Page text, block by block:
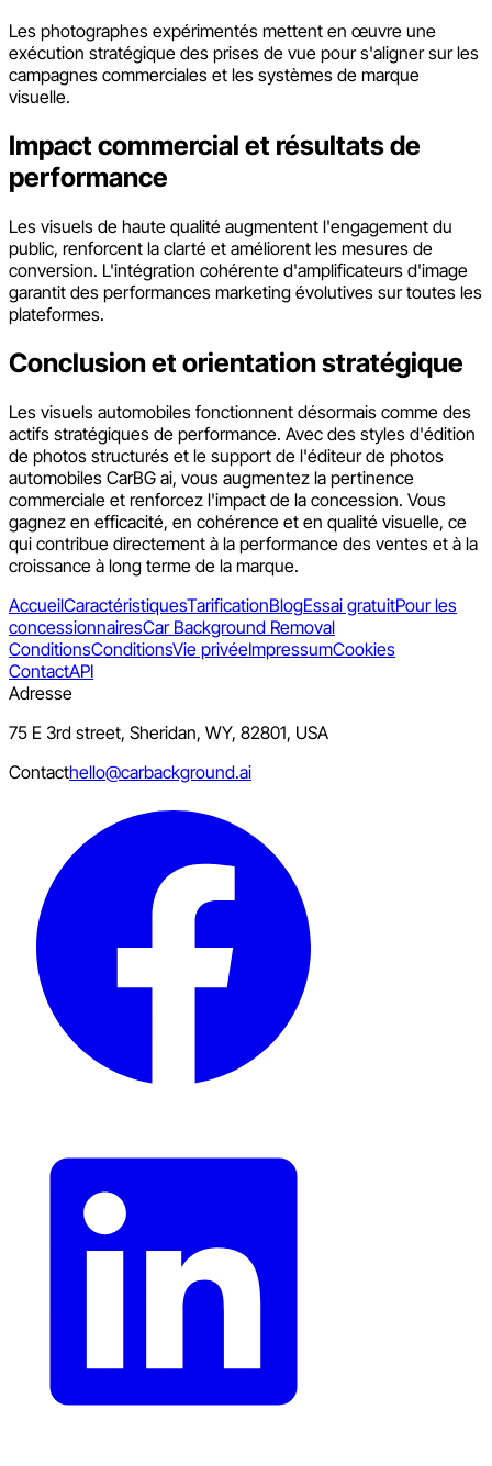
Les photographes expérimentés mettent en œuvre une
exécution stratégique des prises de vue pour s'aligner sur les
campagnes commerciales et les systèmes de marque
visuelle.
Impact commercial et résultats de
performance
Les visuels de haute qualité augmentent l'engagement du
public, renforcent la clarté et améliorent les mesures de
conversion. L'intégration cohérente d'amplificateurs d'image
garantit des performances marketing évolutives sur toutes les
plateformes.
Conclusion et orientation stratégique
Les visuels automobiles fonctionnent désormais comme des
actifs stratégiques de performance. Avec des styles d'édition
de photos structurés et le support de l'éditeur de photos
automobiles CarBG ai, vous augmentez la pertinence
commerciale et renforcez l'impact de la concession. Vous
gagnez en efficacité, en cohérence et en qualité visuelle, ce
qui contribue directement à la performance des ventes et à la
croissance à long terme de la marque.
AccueilCaractéristiquesTarificationBlogEssai gratuitPour les
concessionnairesCar Background Removal
ConditionsConditionsVie privéeImpressumCookies
ContactAPI
Adresse
75 E 3rd street, Sheridan, WY, 82801, USA
Contacthello@carbackground.ai